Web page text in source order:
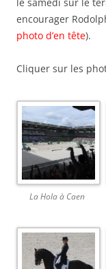
encourager
photo d’en tête).
Cliquer sur les
La Hola à Caen